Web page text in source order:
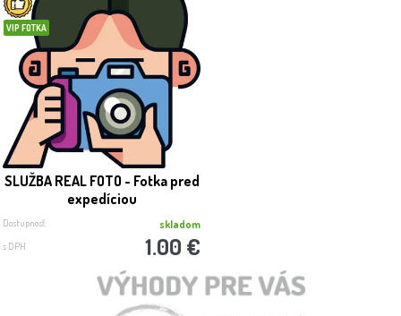
VIP FOTKA
SLUŽBA REAL FOTO - Fotka pred
expedíciou
Dostupnosť: skladom
s DPH 1.00 €